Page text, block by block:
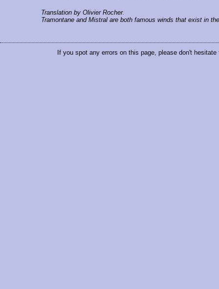
Translation by Olivier Rocher.
Tramontane and Mistral are both famous winds that exist in
If you spot any errors on this page, please don't